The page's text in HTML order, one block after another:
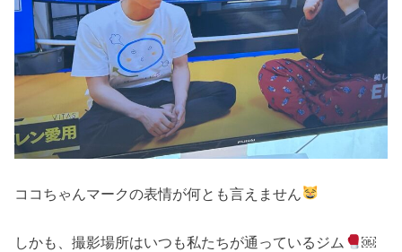
ココちゃんマークの表情が何とも言えません
しかも、撮影場所はいつも私たちが通っているジム ￼